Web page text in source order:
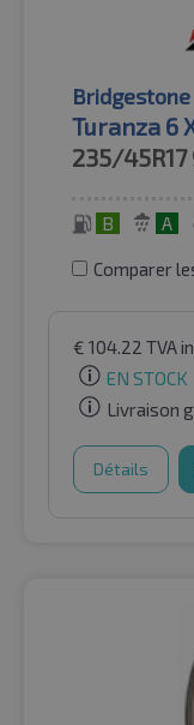
Bridgestone
Turanza 6
235/45R17
B A
Comparer
€ 104.22 TVA
EN STOCK
Livraison
Détails